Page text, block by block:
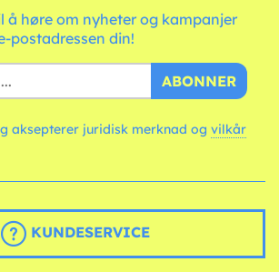
å høre om nyheter og kampanjer
postadressen din!
ABONNER
aksepterer juridisk merknad og vilkår
KUNDESERVICE